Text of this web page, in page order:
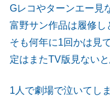
Gレコやターンエー見
富野サン作品は履修
そも何年に1回かは見
定はまたTV版見ない
1人で劇場で泣いてし